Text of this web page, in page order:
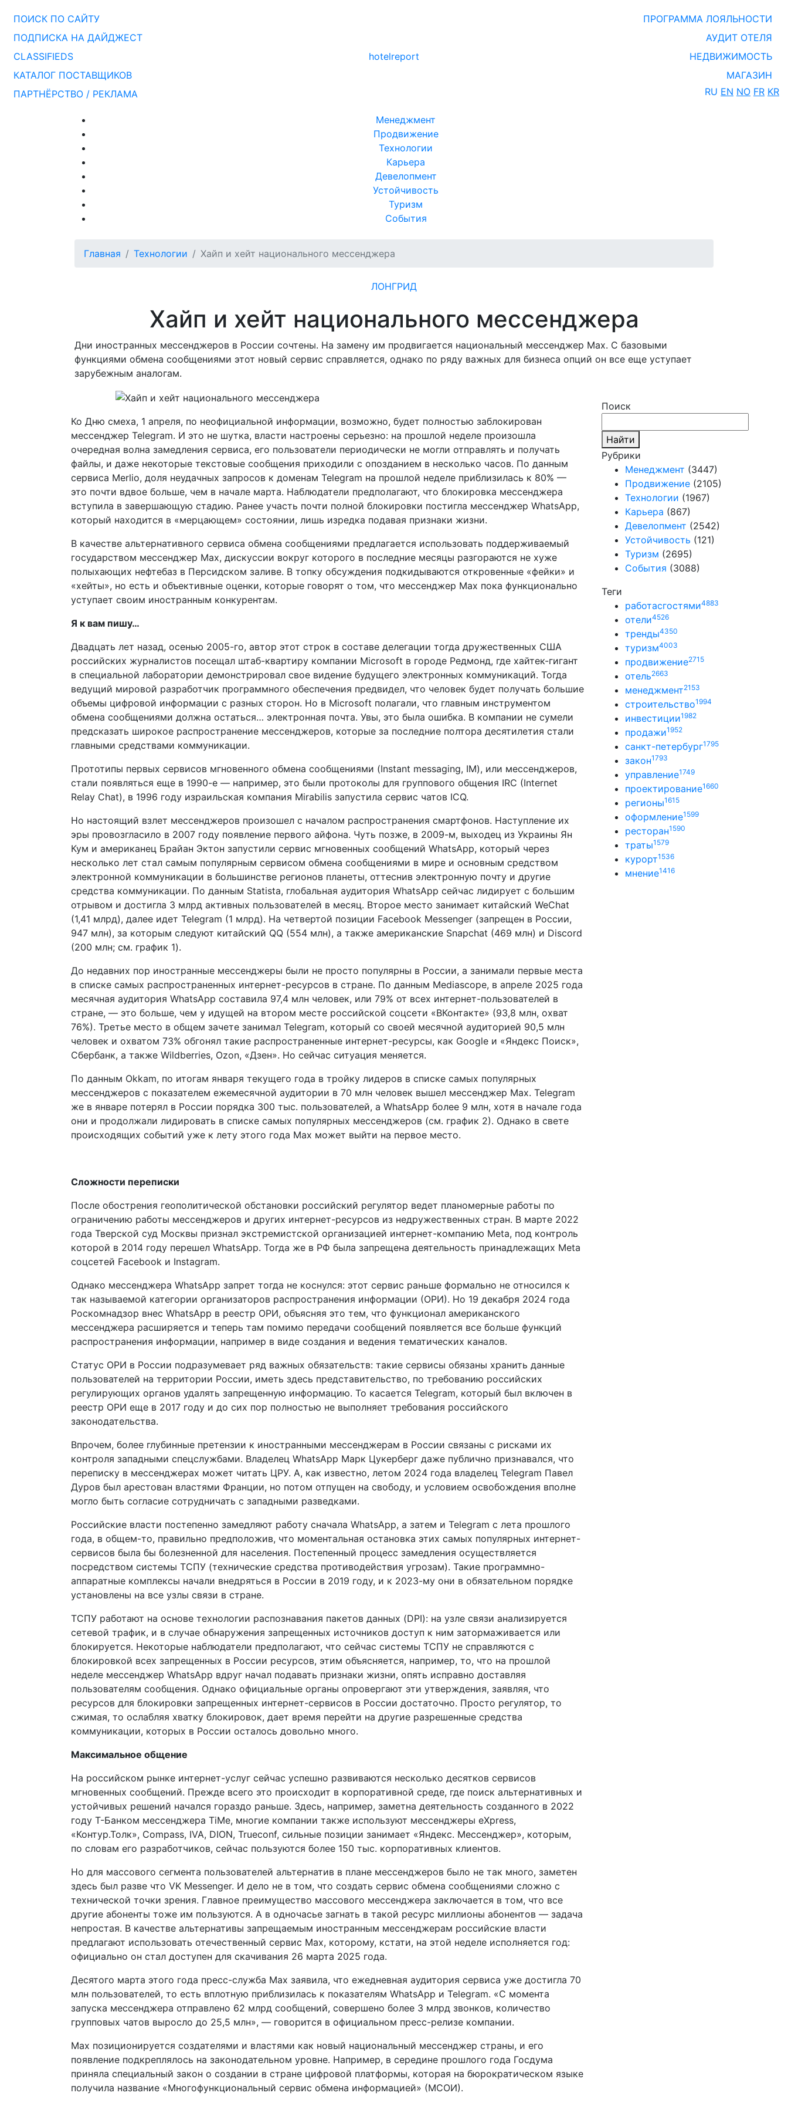
hotelreport
ПОИСК ПО САЙТУ
ПОДПИСКА НА ДАЙДЖЕСТ
CLASSIFIEDS
КАТАЛОГ ПОСТАВЩИКОВ
ПАРТНЁРСТВО / РЕКЛАМА
ПРОГРАММА ЛОЯЛЬНОСТИ
АУДИТ ОТЕЛЯ
НЕДВИЖИМОСТЬ
МАГАЗИН
RU EN NO FR KR
Менеджмент
Продвижение
Технологии
Карьера
Девелопмент
Устойчивость
Туризм
События
Главная Технологии Хайп и хейт национального мессенджера
ЛОНГРИД
Хайп и хейт национального мессенджера
Дни иностранных мессенджеров в России сочтены. На замену им продвигается национальный мессенджер Max. С базовыми
функциями обмена сообщениями этот новый сервис справляется, однако по ряду важных для бизнеса опций он все еще уступает
зарубежным аналогам.
Ко Дню смеха, 1 апреля, по неофициальной информации, возможно, будет полностью заблокирован
мессенджер Telegram. И это не шутка, власти настроены серьезно: на прошлой неделе произошла
очередная волна замедления сервиса, его пользователи периодически не могли отправлять и получать
файлы, и даже некоторые текстовые сообщения приходили с опозданием в несколько часов. По данным
сервиса Merlio, доля неудачных запросов к доменам Telegram на прошлой неделе приблизилась к 80% —
это почти вдвое больше, чем в начале марта. Наблюдатели предполагают, что блокировка мессенджера
вступила в завершающую стадию. Ранее участь почти полной блокировки постигла мессенджер WhatsApp,
который находится в «мерцающем» состоянии, лишь изредка подавая признаки жизни.
В качестве альтернативного сервиса обмена сообщениями предлагается использовать поддерживаемый
государством мессенджер Max, дискуссии вокруг которого в последние месяцы разгораются не хуже
полыхающих нефтебаз в Персидском заливе. В топку обсуждения подкидываются откровенные «фейки» и
«хейты», но есть и объективные оценки, которые говорят о том, что мессенджер Max пока функционально
уступает своим иностранным конкурентам.
Я к вам пишу…
Двадцать лет назад, осенью 2005-го, автор этот строк в составе делегации тогда дружественных США
российских журналистов посещал штаб-квартиру компании Microsoft в городе Редмонд, где хайтек-гигант
в специальной лаборатории демонстрировал свое видение будущего электронных коммуникаций. Тогда
ведущий мировой разработчик программного обеспечения предвидел, что человек будет получать большие
объемы цифровой информации с разных сторон. Но в Microsoft полагали, что главным инструментом
обмена сообщениями должна остаться… электронная почта. Увы, это была ошибка. В компании не сумели
предсказать широкое распространение мессенджеров, которые за последние полтора десятилетия стали
главными средствами коммуникации.
Прототипы первых сервисов мгновенного обмена сообщениями (Instant messaging, IM), или мессенджеров,
стали появляться еще в 1990-е — например, это были протоколы для группового общения IRC (Internet
Relay Chat), в 1996 году израильская компания Mirabilis запустила сервис чатов ICQ.
Но настоящий взлет мессенджеров произошел с началом распространения смартфонов. Наступление их
эры провозгласило в 2007 году появление первого айфона. Чуть позже, в 2009-м, выходец из Украины Ян
Кум и американец Брайан Эктон запустили сервис мгновенных сообщений WhatsApp, который через
несколько лет стал самым популярным сервисом обмена сообщениями в мире и основным средством
электронной коммуникации в большинстве регионов планеты, оттеснив электронную почту и другие
средства коммуникации. По данным Statista, глобальная аудитория WhatsApp сейчас лидирует с большим
отрывом и достигла 3 млрд активных пользователей в месяц. Второе место занимает китайский WeChat
(1,41 млрд), далее идет Telegram (1 млрд). На четвертой позиции Facebook Messenger (запрещен в России,
947 млн), за которым следуют китайский QQ (554 млн), а также американские Snapchat (469 млн) и Discord
(200 млн; см. график 1).
До недавних пор иностранные мессенджеры были не просто популярны в России, а занимали первые места
в списке самых распространенных интернет-ресурсов в стране. По данным Mediascope, в апреле 2025 года
месячная аудитория WhatsApp составила 97,4 млн человек, или 79% от всех интернет-пользователей в
стране, — это больше, чем у идущей на втором месте российской соцсети «ВКонтакте» (93,8 млн, охват
76%). Третье место в общем зачете занимал Telegram, который со своей месячной аудиторией 90,5 млн
человек и охватом 73% обгонял такие распространенные интернет-ресурсы, как Google и «Яндекс Поиск»,
Сбербанк, а также Wildberries, Ozon, «Дзен». Но сейчас ситуация меняется.
По данным Okkam, по итогам января текущего года в тройку лидеров в списке самых популярных
мессенджеров с показателем ежемесячной аудитории в 70 млн человек вышел мессенджер Мах. Telegram
же в январе потерял в России порядка 300 тыс. пользователей, а WhatsApp более 9 млн, хотя в начале года
они и продолжали лидировать в списке самых популярных мессенджеров (см. график 2). Однако в свете
происходящих событий уже к лету этого года Мах может выйти на первое место.
Сложности переписки
После обострения геополитической обстановки российский регулятор ведет планомерные работы по
ограничению работы мессенджеров и других интернет-ресурсов из недружественных стран. В марте 2022
года Тверской суд Москвы признал экстремистской организацией интернет-компанию Meta, под контроль
которой в 2014 году перешел WhatsApp. Тогда же в РФ была запрещена деятельность принадлежащих Meta
соцсетей Facebook и Instagram.
Однако мессенджера WhatsApp запрет тогда не коснулся: этот сервис раньше формально не относился к
так называемой категории организаторов распространения информации (ОРИ). Но 19 декабря 2024 года
Роскомнадзор внес WhatsApp в реестр ОРИ, объясняя это тем, что функционал американского
мессенджера расширяется и теперь там помимо передачи сообщений появляется все больше функций
распространения информации, например в виде создания и ведения тематических каналов.
Статус ОРИ в России подразумевает ряд важных обязательств: такие сервисы обязаны хранить данные
пользователей на территории России, иметь здесь представительство, по требованию российских
регулирующих органов удалять запрещенную информацию. То касается Telegram, который был включен в
реестр ОРИ еще в 2017 году и до сих пор полностью не выполняет требования российского
законодательства.
Впрочем, более глубинные претензии к иностранными мессенджерам в России связаны с рисками их
контроля западными спецслужбами. Владелец WhatsApp Марк Цукерберг даже публично признавался, что
переписку в мессенджерах может читать ЦРУ. А, как известно, летом 2024 года владелец Telegram Павел
Дуров был арестован властями Франции, но потом отпущен на свободу, и условием освобождения вполне
могло быть согласие сотрудничать с западными разведками.
Российские власти постепенно замедляют работу сначала WhatsApp, а затем и Telegram с лета прошлого
года, в общем-то, правильно предположив, что моментальная остановка этих самых популярных интернет-
сервисов была бы болезненной для населения. Постепенный процесс замедления осуществляется
посредством системы ТСПУ (технические средства противодействия угрозам). Такие программно-
аппаратные комплексы начали внедряться в России в 2019 году, и к 2023-му они в обязательном порядке
установлены на все узлы связи в стране.
ТСПУ работают на основе технологии распознавания пакетов данных (DPI): на узле связи анализируется
сетевой трафик, и в случае обнаружения запрещенных источников доступ к ним затормаживается или
блокируется. Некоторые наблюдатели предполагают, что сейчас системы ТСПУ не справляются с
блокировкой всех запрещенных в России ресурсов, этим объясняется, например, то, что на прошлой
неделе мессенджер WhatsApp вдруг начал подавать признаки жизни, опять исправно доставляя
пользователям сообщения. Однако официальные органы опровергают эти утверждения, заявляя, что
ресурсов для блокировки запрещенных интернет-сервисов в России достаточно. Просто регулятор, то
сжимая, то ослабляя хватку блокировок, дает время перейти на другие разрешенные средства
коммуникации, которых в России осталось довольно много.
Максимальное общение
На российском рынке интернет-услуг сейчас успешно развиваются несколько десятков сервисов
мгновенных сообщений. Прежде всего это происходит в корпоративной среде, где поиск альтернативных и
устойчивых решений начался гораздо раньше. Здесь, например, заметна деятельность созданного в 2022
году Т-Банком мессенджера TiMe, многие компании также используют мессенджеры eXpress,
«Контур.Толк», Compass, IVA, DION, Trueconf, сильные позиции занимает «Яндекс. Мессенджер», которым,
по словам его разработчиков, сейчас пользуются более 150 тыс. корпоративных клиентов.
Но для массового сегмента пользователей альтернатив в плане мессенджеров было не так много, заметен
здесь был разве что VK Messenger. И дело не в том, что создать сервис обмена сообщениями сложно с
технической точки зрения. Главное преимущество массового мессенджера заключается в том, что все
другие абоненты тоже им пользуются. А в одночасье загнать в такой ресурс миллионы абонентов — задача
непростая. В качестве альтернативы запрещаемым иностранным мессенджерам российские власти
предлагают использовать отечественный сервис Max, которому, кстати, на этой неделе исполняется год:
официально он стал доступен для скачивания 26 марта 2025 года.
Десятого марта этого года пресс-служба Мах заявила, что ежедневная аудитория сервиса уже достигла 70
млн пользователей, то есть вплотную приблизилась к показателям WhatsApp и Telegram. «С момента
запуска мессенджера отправлено 62 млрд сообщений, совершено более 3 млрд звонков, количество
групповых чатов выросло до 25,5 млн», — говорится в официальном пресс-релизе компании.
Mах позиционируется создателями и властями как новый национальный мессенджер страны, и его
появление подкреплялось на законодательном уровне. Например, в середине прошлого года Госдума
приняла специальный закон о создании в стране цифровой платформы, которая на бюрократическом языке
получила название «Многофункциональный сервис обмена информацией» (МСОИ).
Поиск
Найти
Рубрики
Менеджмент (3447)
Продвижение (2105)
Технологии (1967)
Карьера (867)
Девелопмент (2542)
Устойчивость (121)
Туризм (2695)
События (3088)
Теги
работасгостями4883
отели4526
тренды4350
туризм4003
продвижение2715
отель2663
менеджмент2153
строительство1994
инвестиции1982
продажи1952
санкт-петербург1795
закон1793
управление1749
проектирование1660
регионы1615
оформление1599
ресторан1590
траты1579
курорт1536
мнение1416